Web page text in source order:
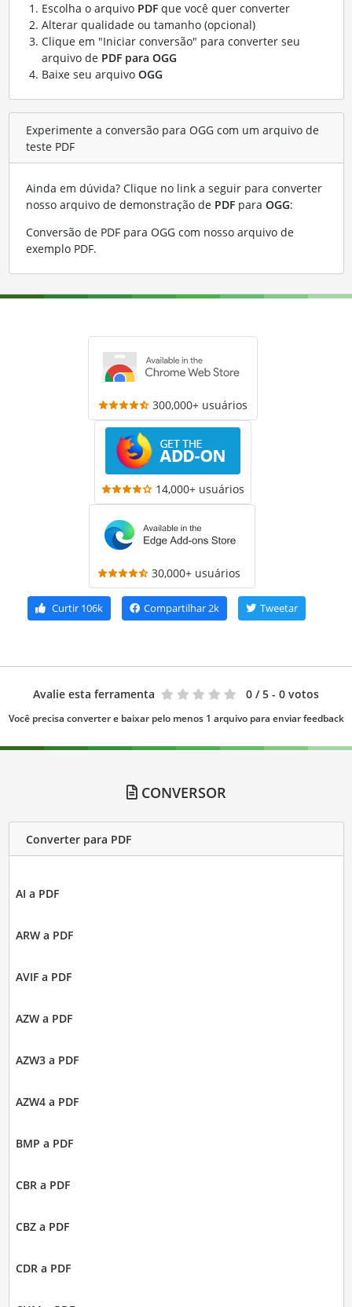
Escolha o arquivo PDFque você quer converter
Alterar qualidade ou tamanho (opcional)
Clique em "Iniciar conversão" para converter seu
arquivo de PDF para OGG
Baixe seu arquivo OGG
Experimente a conversão para OGG com um arquivo de
teste PDF
Ainda em dúvida? Clique no link a seguir para converter
nosso arquivo de demonstração de PDFpara OGG:
Conversão de PDF para OGG com nosso arquivo de
exemplo PDF.
300,000+ usuários
14,000+ usuários
30,000+ usuários
Curtir 106k Compartilhar2k Tweetar
Avalie esta ferramenta 0 / 5 - 0 votos
Você precisa converter e baixar pelo menos 1 arquivo para enviar feedback
CONVERSOR
Converter para PDF
AI a PDF
ARW a PDF
AVIF a PDF
AZW a PDF
AZW3 a PDF
AZW4 a PDF
BMP a PDF
CBR a PDF
CBZ a PDF
CDR a PDF